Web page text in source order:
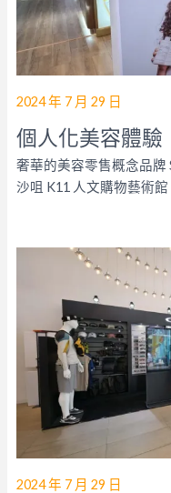
2024 年 7 月 29 日
個人化美容體驗
奢華的美容零售概念品牌
沙咀 K11 人文購物藝術館
2024 年 7 月 29 日